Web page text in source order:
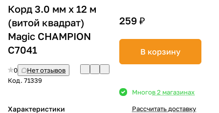
Корд 3.0 мм х 12 м
(витой квадрат)
Magic CHAMPION
C7041
0
Нет отзывов
Код. 71339
Характеристики
259 ₽
В корзину
Многов 2 магазинах
Рассчитать доставку
График платежей
Сегодня
25%